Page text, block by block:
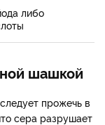
либо
шашкой
прожечь в
сера разрушает